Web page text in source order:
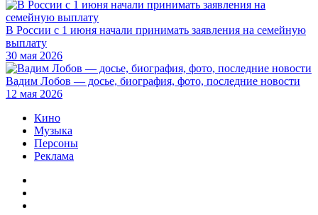
В России с 1 июня начали принимать заявления на семейную
выплату
30 мая 2026
Вадим Лобов — досье, биография, фото, последние новости
12 мая 2026
Кино
Музыка
Персоны
Реклама